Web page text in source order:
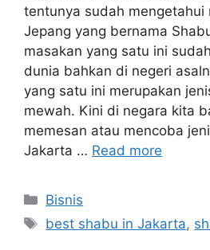
tentunya sudah mengetahui
Jepang yang bernama
masakan yang satu ini
dunia bahkan di negeri
yang satu ini merupakan
mewah. Kini di negara kita
memesan atau mencoba
Jakarta … Read more
Categories
Bisnis
Tags
best shabu in Jakarta,